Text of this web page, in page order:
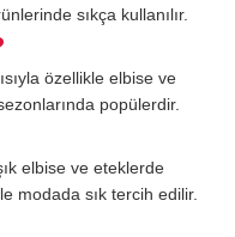
sıkça kullanılır.
özellikle elbise ve
popülerdir.
elbise ve eteklerde
modada sık tercih edilir.